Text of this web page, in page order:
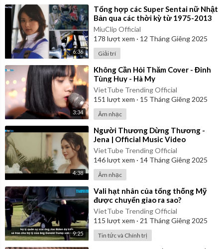
6:36
⁣Tổng hợp các Super Sentai nữ Nhật
Bản qua các thời kỳ từ 1975-2013
MiuClip Official
178 lượt xem · 12 Tháng Giêng 2025
Giải trí
3:34
⁣Không Cần Hỏi Thăm Cover - Đinh
Tùng Huy - Hà My
VietTube Trending Official
151 lượt xem · 15 Tháng Giêng 2025
Âm nhạc
4:38
⁣Người Thương Dừng Thương -
Jena | Official Music Video
VietTube Trending Official
146lượt xem · 14 Tháng Giêng 2025
Âm nhạc
9:25
⁣Vali hạt nhân của tổng thống Mỹ
được chuyển giao ra sao?
VietTube Trending Official
115 lượt xem · 21 Tháng Giêng 2025
Tin tức và Chính trị